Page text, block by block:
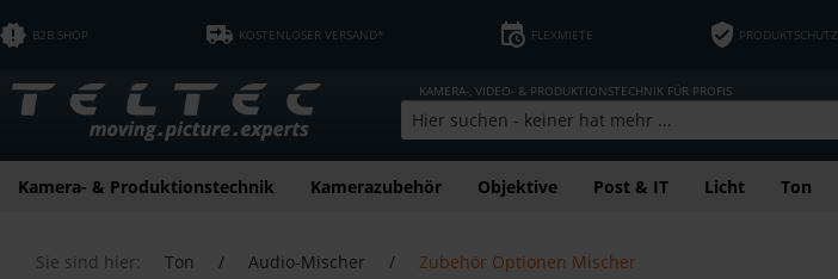
B2B SHOP KOSTENLOSER VERSAND* FLEXMIETE PRODUKTSCHUTZ
KAMERA-, VIDEO- & PRODUKTIONSTECHNIK FÜR PROFIS
Kamera- & Produktionstechnik Kamerazubehör Objektive Post & IT Licht Ton
Sie sind hier: Ton / Audio-Mischer / Zubehör Optionen Mischer